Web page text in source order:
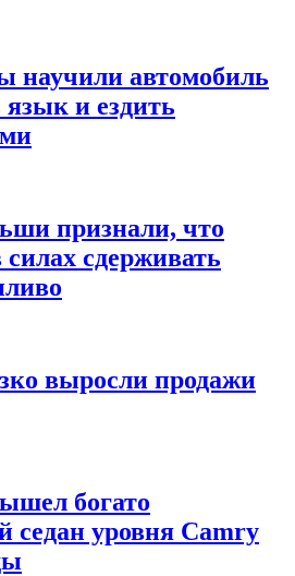
научили автомобиль
и ездить
признали, что
сдерживать
выросли продажи
богато
седан уровня Camry